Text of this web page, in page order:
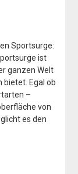
Sportsurge:
ist
ganzen Welt
bietet. Egal ob
–
von
es den